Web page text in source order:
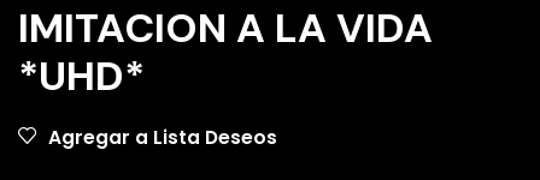
IMITACION A LA VIDA
*UHD*
Agregar a Lista Deseos